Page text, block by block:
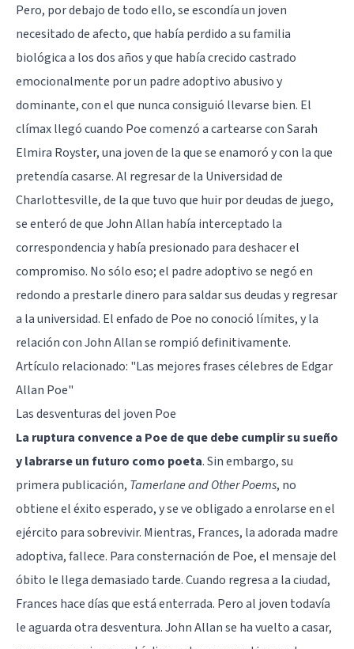
Pero, por debajo de todo ello, se escondía un joven
necesitado de afecto, que había perdido a su familia
biológica a los dos años y que había crecido castrado
emocionalmente por un padre adoptivo abusivo y
dominante, con el que nunca consiguió llevarse bien. El
clímax llegó cuando Poe comenzó a cartearse con Sarah
Elmira Royster, una joven de la que se enamoró y con la que
pretendía casarse. Al regresar de la Universidad de
Charlottesville, de la que tuvo que huir por deudas de juego,
se enteró de que John Allan había interceptado la
correspondencia y había presionado para deshacer el
compromiso. No sólo eso; el padre adoptivo se negó en
redondo a prestarle dinero para saldar sus deudas y regresar
a la universidad. El enfado de Poe no conoció límites, y la
relación con John Allan se rompió definitivamente.
Artículo relacionado: "Las mejores frases célebres de Edgar
Allan Poe"
Las desventuras del joven Poe
La ruptura convence a Poe de que debe cumplir su sueño
y labrarse un futuro como poeta. Sin embargo, su
primera publicación, Tamerlane and Other Poems, no
obtiene el éxito esperado, y se ve obligado a enrolarse en el
ejército para sobrevivir. Mientras, Frances, la adorada madre
adoptiva, fallece. Para consternación de Poe, el mensaje del
óbito le llega demasiado tarde. Cuando regresa a la ciudad,
Frances hace días que está enterrada. Pero al joven todavía
le aguarda otra desventura. John Allan se ha vuelto a casar,